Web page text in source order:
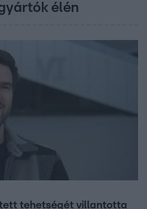
élén
tehetségét villantotta